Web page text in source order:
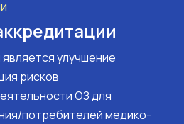
улучшение
рисков
ОЗ для
потребителей медико-